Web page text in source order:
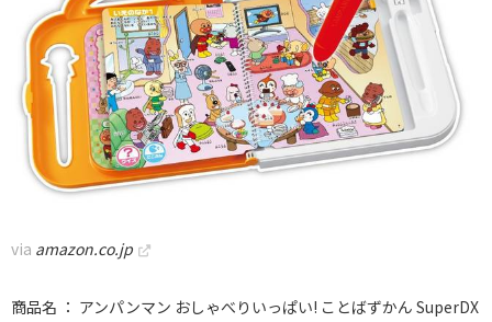
via amazon.co.jp
商品名 ： アンパンマン おしゃべりいっぱい! ことばずかん SuperDX